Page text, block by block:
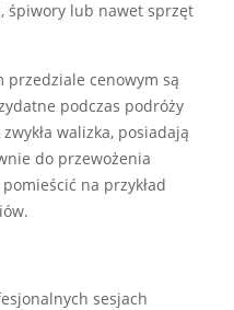
śpiwory lub nawet sprzęt
przedziale cenowym są
podczas podróży
walizka, posiadają
do przewożenia
na przykład
sesjach